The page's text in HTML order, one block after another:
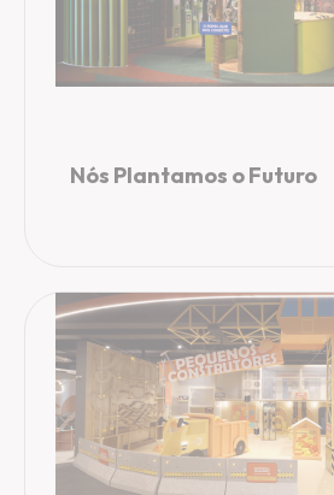
Nós Plantamos o Futuro